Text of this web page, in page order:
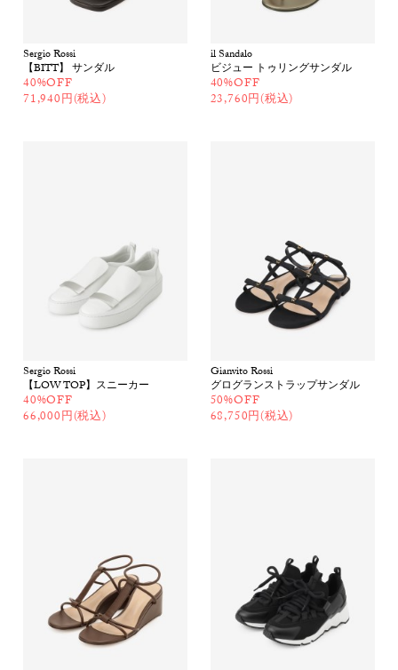
Sergio Rossi
【BITT】 サンダル
40%OFF
71,940円(税込)
il Sandalo
ビジュー トゥリングサンダル
40%OFF
23,760円(税込)
Sergio Rossi
【LOW TOP】スニーカー
40%OFF
66,000円(税込)
Gianvito Rossi
グログランストラップサンダル
50%OFF
68,750円(税込)